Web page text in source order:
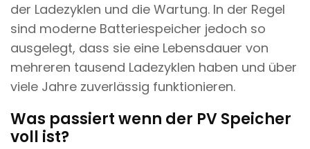
der Ladezyklen und die Wartung. In der Regel
sind moderne Batteriespeicher jedoch so
ausgelegt, dass sie eine Lebensdauer von
mehreren tausend Ladezyklen haben und über
viele Jahre zuverlässig funktionieren.
Was passiert wenn der PV Speicher
voll ist?